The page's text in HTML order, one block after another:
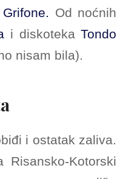
Od noćnih
i diskotekaTondo
nisam bila).
i ostatak zaliva.
Risansko-Kotorski